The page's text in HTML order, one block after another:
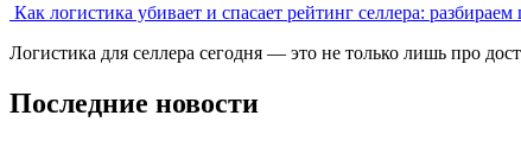
Как логистика убивает и спасает рейтинг селлера:
Логистика для селлера сегодня — это не только лишь про
Последние новости